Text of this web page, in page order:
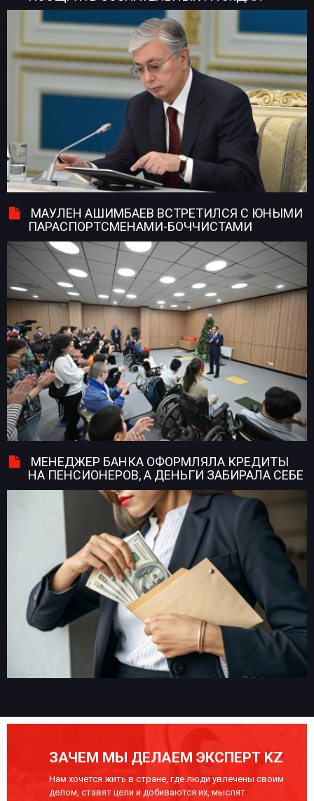
МАУЛЕН АШИМБАЕВ ВСТРЕТИЛСЯ С ЮНЫМИ
ПАРАСПОРТСМЕНАМИ-БОЧЧИСТАМИ
МЕНЕДЖЕР БАНКА ОФОРМЛЯЛА КРЕДИТЫ
НА ПЕНСИОНЕРОВ, А ДЕНЬГИ ЗАБИРАЛА СЕБЕ
ЗАЧЕМ МЫ ДЕЛАЕМ ЭКСПЕРТ KZ
Нам хочется жить в стране, где люди увлечены своим
делом, ставят цели и добиваются их, мыслят